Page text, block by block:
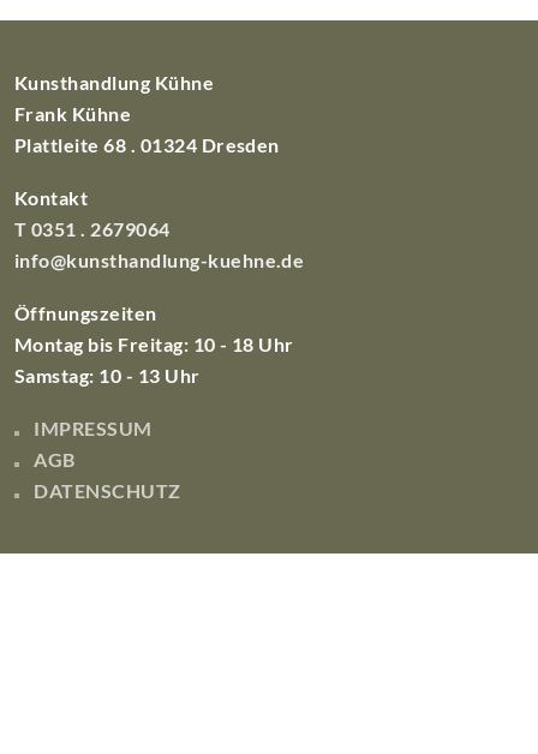
Kunsthandlung Kühne
Frank Kühne
Plattleite 68 . 01324 Dresden
Kontakt
T 0351 . 2679064
info@kunsthandlung-kuehne.de
Öffnungszeiten
Montag bis Freitag: 10 - 18 Uhr
Samstag: 10 - 13 Uhr
IMPRESSUM
AGB
DATENSCHUTZ